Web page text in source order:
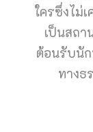
ใครซึ่งไม่
เป็นสถา
ต้อนรับนั
ทางธ